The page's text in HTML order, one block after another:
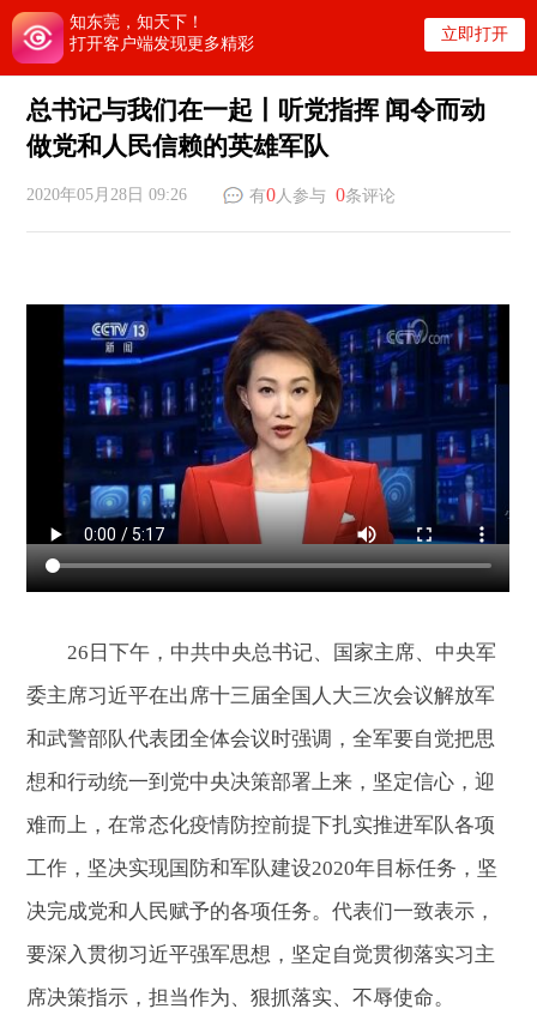
知东莞，知天下！
打开客户端发现更多精彩
立即打开
总书记与我们在一起丨听党指挥 闻令而动
做党和人民信赖的英雄军队
2020年05月28日 09:26 有0人参与0条评论
26日下午，中共中央总书记、国家主席、中央军
委主席习近平在出席十三届全国人大三次会议解放军
和武警部队代表团全体会议时强调，全军要自觉把思
想和行动统一到党中央决策部署上来，坚定信心，迎
难而上，在常态化疫情防控前提下扎实推进军队各项
工作，坚决实现国防和军队建设2020年目标任务，坚
决完成党和人民赋予的各项任务。代表们一致表示，
要深入贯彻习近平强军思想，坚定自觉贯彻落实习主
席决策指示，担当作为、狠抓落实、不辱使命。